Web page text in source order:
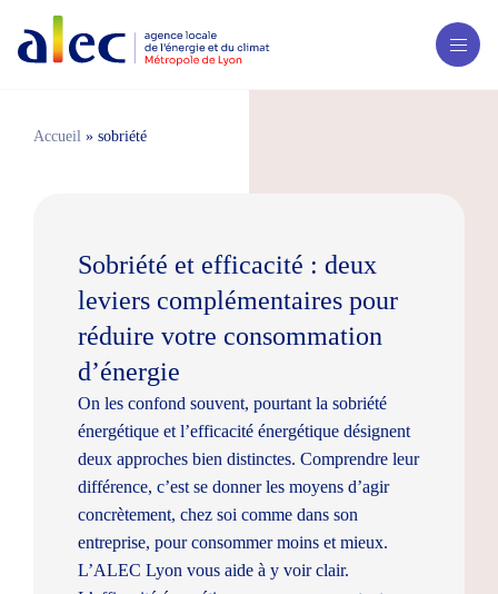
Accueil » sobriété
Sobriété et efficacité : deux
leviers complémentaires pour
réduire votre consommation
d’énergie
On les confond souvent, pourtant la sobriété
énergétique et l’efficacité énergétique désignent
deux approches bien distinctes. Comprendre leur
différence, c’est se donner les moyens d’agir
concrètement, chez soi comme dans son
entreprise, pour consommer moins et mieux.
L’ALEC Lyon vous aide à y voir clair.